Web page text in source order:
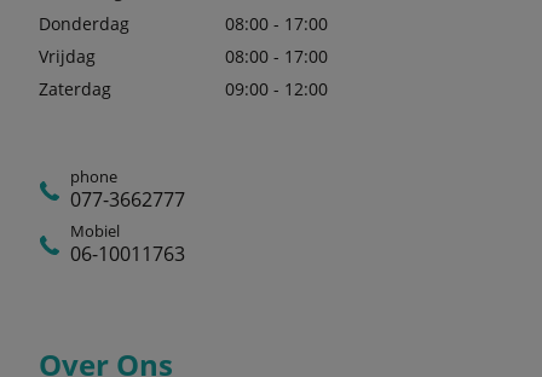
Donderdag
08:00 - 17:00
Vrijdag
08:00 - 17:00
Zaterdag
09:00 - 12:00
phone
077-3662777
Mobiel
06-10011763
Over Ons